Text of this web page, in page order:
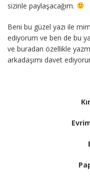
sizinle paylaşacağım.
Beni bu güzel yazı ile
ediyorum ve ben de bu
ve buradan özellikle
arkadaşımı davet